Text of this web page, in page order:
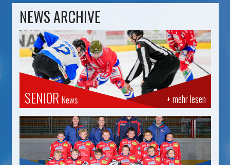
NEWS ARCHIVE
+ mehr lesen
SENIOR News